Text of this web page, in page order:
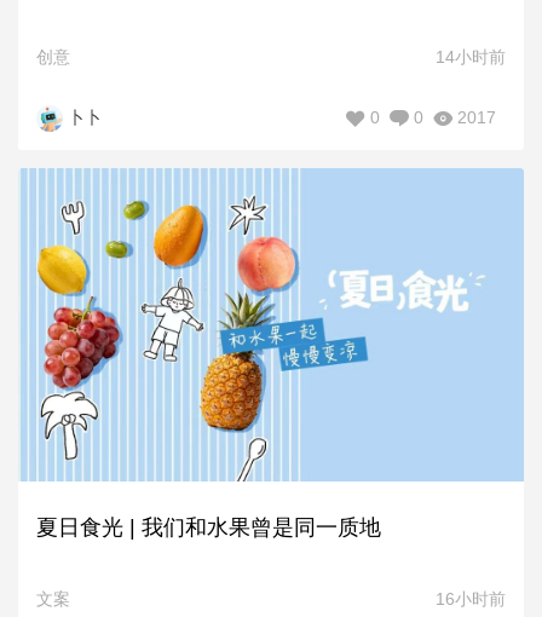
创意 14小时前
卜卜 2017
0
0
夏日食光 | 我们和水果曾是同一质地
文案 16小时前